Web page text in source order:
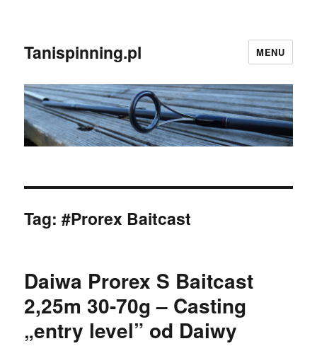
Tanispinning.pl MENU
Tag:#Prorex Baitcast
Daiwa Prorex S Baitcast
2,25m 30-70g – Casting
„entry level” od Daiwy